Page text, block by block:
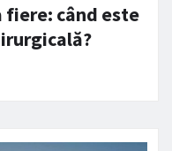
când este